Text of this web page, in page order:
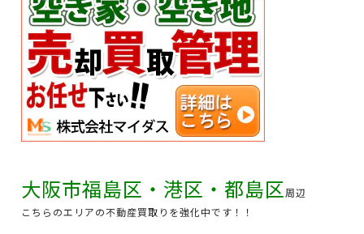
大阪市福島区・港区・都島区周辺
こちらのエリアの不動産買取りを強化中です！！